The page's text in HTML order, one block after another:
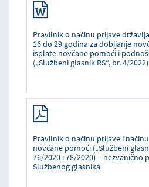
Pravilnik o načinu prijave
16 do 29 godina za dobijanje
isplate novčane pomoći i
(„Službeni glasnik RS“, br. 4/2022)
Pravilnik o načinu prijave i
novčane pomoći („Službeni
76/2020 i 78/2020) – nezvanično
Službenog glasnika